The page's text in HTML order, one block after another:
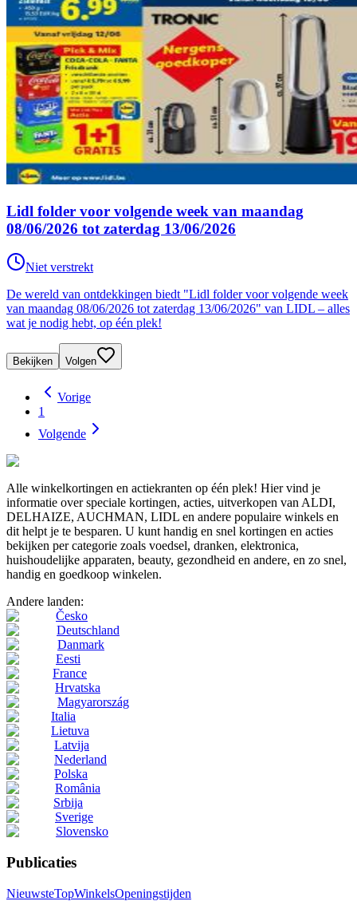
Lidl folder voor volgende week van maandag
08/06/2026 tot zaterdag 13/06/2026
Niet verstrekt
De wereld van ontdekkingen biedt "Lidl folder voor volgende week
van maandag 08/06/2026 tot zaterdag 13/06/2026" van LIDL – alles
wat je nodig hebt, op één plek!
Bekijken Volgen
Vorige
1
Volgende
Alle winkelkortingen en actiekranten op één plek! Hier vind je
informatie over speciale kortingen, acties, uitverkopen van ALDI,
DELHAIZE, AUCHMAN, LIDL en andere populaire winkels en
dit helpt je te besparen. U kunt handig en snel kortingen en acties
bekijken per categorie zoals voedsel, dranken, elektronica,
huishoudelijke apparaten, beauty, gezondheid en andere, en zo snel,
handig en goedkoop winkelen.
Andere landen:
Česko
Deutschland
Danmark
Eesti
France
Hrvatska
Magyarország
Italia
Lietuva
Latvija
Nederland
Polska
România
Srbija
Sverige
Slovensko
Publicaties
NieuwsteTopWinkelsOpeningstijden